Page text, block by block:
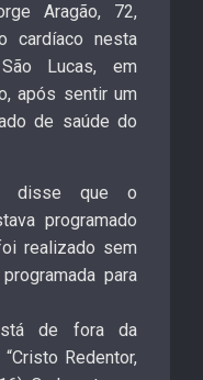
Aragão, 72,
cardíaco nesta
Lucas, em
após sentir um
de saúde do
disse que o
programado
realizado sem
para
de fora da
Redentor,